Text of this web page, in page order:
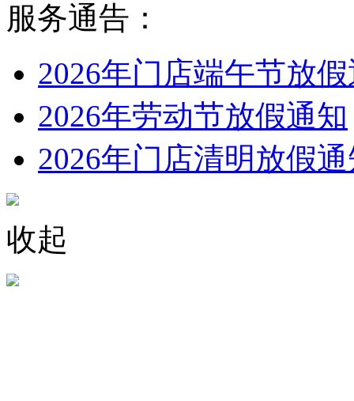
服务通告：
2026年门店端午节放
2026年劳动节放假通知
2026年门店清明放假
收起